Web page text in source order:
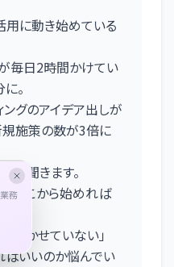
用に動き始めている
毎日2時間かけてい
。
グのアイデア出しが
規施策の数が3倍に
く聞きます。
、どこから始めれば
活かせていない」
ばいいのか悩んでい
務